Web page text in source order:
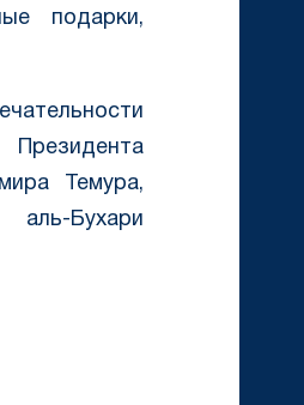
подарки,
Темура,
Бухари